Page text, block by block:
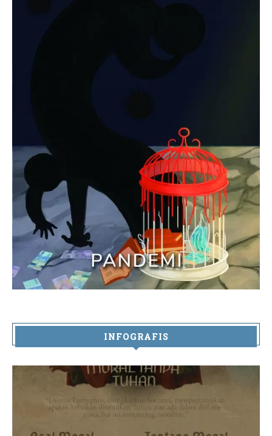
INFOGRAFIS